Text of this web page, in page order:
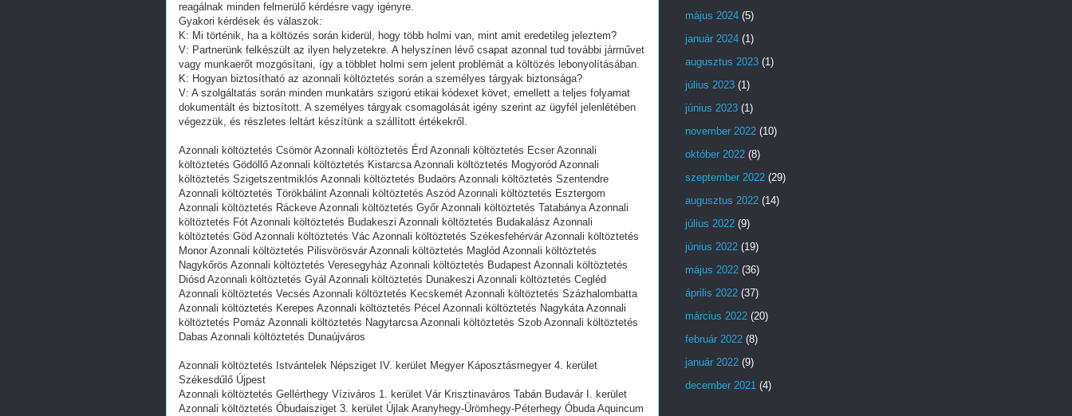
reagálnak minden felmerülő kérdésre vagy igényre.
Gyakori kérdések és válaszok:
K: Mi történik, ha a költözés során kiderül, hogy több holmi van, mint amit eredetileg jeleztem?
V: Partnerünk felkészült az ilyen helyzetekre. A helyszínen lévő csapat azonnal tud további járművet
vagy munkaerőt mozgósítani, így a többlet holmi sem jelent problémát a költözés lebonyolításában.
K: Hogyan biztosítható az azonnali költöztetés során a személyes tárgyak biztonsága?
V: A szolgáltatás során minden munkatárs szigorú etikai kódexet követ, emellett a teljes folyamat
dokumentált és biztosított. A személyes tárgyak csomagolását igény szerint az ügyfél jelenlétében
végezzük, és részletes leltárt készítünk a szállított értékekről.
Azonnali költöztetés Csömör Azonnali költöztetés Érd Azonnali költöztetés Ecser Azonnali
költöztetés Gödöllő Azonnali költöztetés Kistarcsa Azonnali költöztetés Mogyoród Azonnali
költöztetés Szigetszentmiklós Azonnali költöztetés Budaörs Azonnali költöztetés Szentendre
Azonnali költöztetés Törökbálint Azonnali költöztetés Aszód Azonnali költöztetés Esztergom
Azonnali költöztetés Ráckeve Azonnali költöztetés Győr Azonnali költöztetés Tatabánya Azonnali
költöztetés Fót Azonnali költöztetés Budakeszi Azonnali költöztetés Budakalász Azonnali
költöztetés Göd Azonnali költöztetés Vác Azonnali költöztetés Székesfehérvár Azonnali költöztetés
Monor Azonnali költöztetés Pilisvörösvár Azonnali költöztetés Maglód Azonnali költöztetés
Nagykőrös Azonnali költöztetés Veresegyház Azonnali költöztetés Budapest Azonnali költöztetés
Diósd Azonnali költöztetés Gyál Azonnali költöztetés Dunakeszi Azonnali költöztetés Cegléd
Azonnali költöztetés Vecsés Azonnali költöztetés Kecskemét Azonnali költöztetés Százhalombatta
Azonnali költöztetés Kerepes Azonnali költöztetés Pécel Azonnali költöztetés Nagykáta Azonnali
költöztetés Pomáz Azonnali költöztetés Nagytarcsa Azonnali költöztetés Szob Azonnali költöztetés
Dabas Azonnali költöztetés Dunaújváros
Azonnali költöztetés Istvántelek Népsziget IV. kerület Megyer Káposztásmegyer 4. kerület
Székesdűlő Újpest
Azonnali költöztetés Gellérthegy Víziváros 1. kerület Vár Krisztinaváros Tabán Budavár I. kerület
Azonnali költöztetés Óbudaisziget 3. kerület Újlak Aranyhegy-Ürömhegy-Péterhegy Óbuda Aquincum
május 2024 (5)
január 2024 (1)
augusztus 2023 (1)
július 2023 (1)
június 2023 (1)
november 2022 (10)
október 2022 (8)
szeptember 2022 (29)
augusztus 2022 (14)
július 2022 (9)
június 2022 (19)
május 2022 (36)
április 2022 (37)
március 2022 (20)
február 2022 (8)
január 2022 (9)
december 2021 (4)